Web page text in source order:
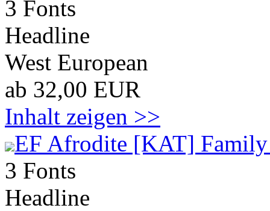
3 Fonts
Headline
West European
ab 32,00 EUR
Inhalt zeigen >>
EF Afrodite [KAT] Family
3 Fonts
Headline